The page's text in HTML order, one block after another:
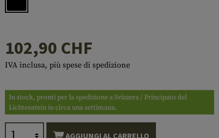
102,90 CHF
IVA inclusa, più spese di spedizione
In stock, pronti per la spedizione a Svizzera / Principato del
Lichtenstein in circa una settimana.
AGGIUNGI AL CARRELLO